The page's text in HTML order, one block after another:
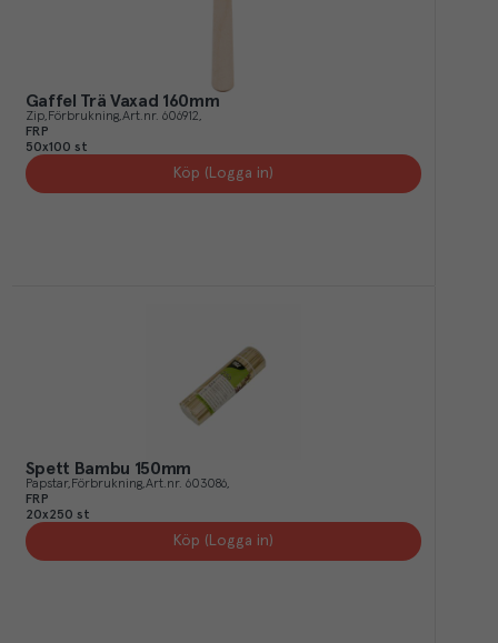
Gaffel Trä Vaxad 160mm
Zip Förbrukning Art.nr. 606912
FRP
50x100 st
Köp (Logga in)
Spett Bambu 150mm
Papstar Förbrukning Art.nr. 603086
FRP
20x250 st
Köp (Logga in)